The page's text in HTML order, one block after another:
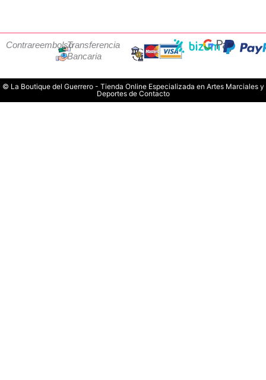
ContrareembolsoTransferencia
Bancaria
© La Boutique del Guerrero - Tienda Online Especializada en Artes Marciales y
Deportes de Contacto